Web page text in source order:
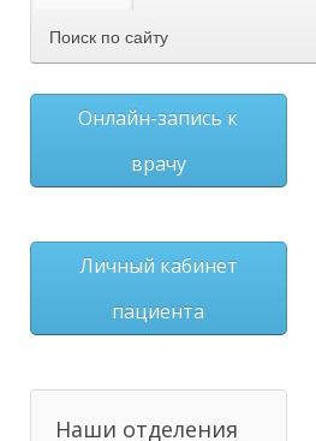
Поиск по сайту
Онлайн-запись к
врачу
Личный кабинет
пациента
Наши отделения